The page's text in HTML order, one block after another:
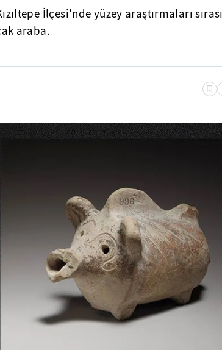
İlçesi'nde yüzey araştırmaları
araba.